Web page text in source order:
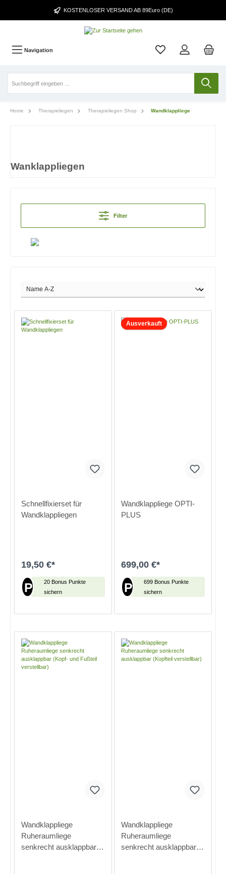
KOSTENLOSER VERSAND AB 89Euro (DE)
Navigation
Home Therapieliegen Therapieliegen Shop Wandklappliege
Wanklappliegen
Filter
Schnellfixierset für
Wandklappliegen
19,50 €*
P
20 Bonus Punkte
sichern
In den Warenkorb
Ausverkauft
Wandklappliege OPTI-
PLUS
699,00 €*
P
699 Bonus Punkte
sichern
Wandklappliege
Ruheraumliege
senkrecht ausklappbar
Wandklappliege
Ruheraumliege
senkrecht ausklappbar